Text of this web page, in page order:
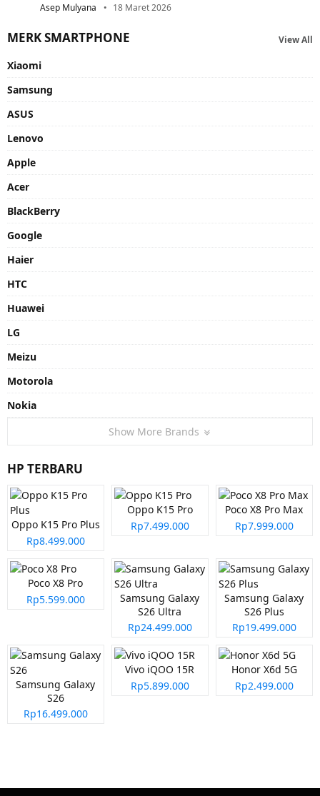
Asep Mulyana 18 Maret 2026
MERK SMARTPHONE View All
Xiaomi
Samsung
ASUS
Lenovo
Apple
Acer
BlackBerry
Google
Haier
HTC
Huawei
LG
Meizu
Motorola
Nokia
Show More Brands
HP TERBARU
Oppo K15 Pro Plus
Rp8.499.000
Oppo K15 Pro
Rp7.499.000
Poco X8 Pro Max
Rp7.999.000
Poco X8 Pro
Rp5.599.000
Samsung Galaxy
S26 Ultra
Rp24.499.000
Samsung Galaxy
S26 Plus
Rp19.499.000
Samsung Galaxy
S26
Rp16.499.000
Vivo iQOO 15R
Rp5.899.000
Honor X6d 5G
Rp2.499.000